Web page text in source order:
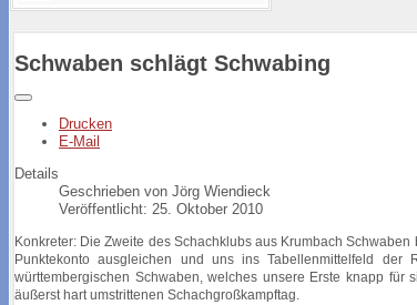
Schwaben schlägt Schwabing
Drucken
E-Mail
Details
Geschrieben von Jörg Wiendieck
Veröffentlicht: 25. Oktober 2010
Konkreter: Die Zweite des Schachklubs aus Krumbach
Punktekonto ausgleichen und uns ins Tabellenmittelfeld
württembergischen Schwaben, welches unsere Erste knapp
äußerst hart umstrittenen Schachgroßkampftag.